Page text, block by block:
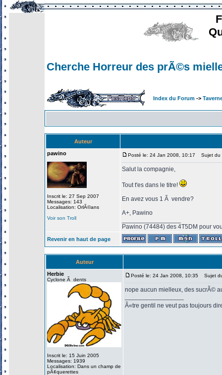
Cherche Horreur des prÃ©s
Index du Forum ->
Auteur
pawino
Inscrit le: 27 Sep 2007
Messages: 143
Localisation: OrlÃ©ans
Voir son Troll
Posté le: 24 Jan 2008, 10:17 Sujet du
Salut la compagnie,
Tout t'es dans le titre!
En avez vous 1 Ã vendre?
A+, Pawino
Pawino (74484) des 4T5DM pour
Revenir en haut de page
Auteur
Herbie
Cyclone Ã dents
Inscrit le: 15 Juin 2005
Messages: 1939
Localisation: Dans un champ de
pÃ¢querettes
Posté le: 24 Jan 2008, 10:35 Sujet
nope aucun mielleux, des sucrÃ©
Ã«tre gentil ne veut pas toujours